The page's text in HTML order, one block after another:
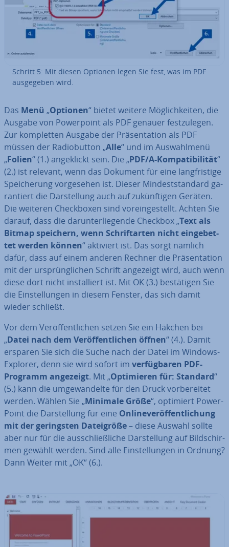
Schritt 5: Mit diesen Optionen legen Sie fest, was im PDF
aus­ge­ge­ben wird.
Das Menü „Optionen“ bietet weitere Mög­lich­kei­ten, die
Ausgabe von Power­point als PDF genauer fest­zu­le­gen.
Zur kom­plet­ten Ausgabe der Prä­sen­ta­ti­on als PDF
müssen der Ra­dio­but­ton „Alle“ und im Aus­wahl­me­nü
„Folien“ (1.) an­ge­klickt sein. Die „PDF/A-Kom­pa­ti­bi­li­tät“
(2.) ist relevant, wenn das Dokument für eine lang­fris­ti­ge
Spei­che­rung vor­ge­se­hen ist. Dieser Min­dest­stan­dard ga­
ran­tiert die Dar­stel­lung auch auf zu­künf­ti­gen Geräten.
Die weiteren Check­bo­xen sind vor­ein­ge­stellt. Achten Sie
darauf, dass die dar­un­ter­lie­gen­de Checkbox „Text als
Bitmap speichern, wenn Schrift­ar­ten nicht ein­ge­bet­
tet werden können“ aktiviert ist. Das sorgt nämlich
dafür, dass auf einem anderen Rechner die Prä­sen­ta­ti­on
mit der ur­sprüng­li­chen Schrift angezeigt wird, auch wenn
diese dort nicht in­stal­liert ist. Mit OK (3.) be­stä­ti­gen Sie
die Ein­stel­lun­gen in diesem Fenster, das sich damit
wieder schließt.
Vor dem Ver­öf­fent­li­chen setzen Sie ein Häkchen bei
„Datei nach dem Ver­öf­fent­li­chen öffnen“ (4.). Damit
ersparen Sie sich die Suche nach der Datei im Windows-
Explorer, denn sie wird sofort im ver­füg­ba­ren PDF-
Programm angezeigt. Mit „Op­ti­mie­ren für: Standard“
(5.) kann die um­ge­wan­del­te für den Druck vor­be­rei­tet
werden. Wählen Sie „Minimale Größe“, optimiert Power­
Point die Dar­stel­lung für eine On­lin­ever­öf­fent­li­chung
mit der ge­rings­ten Da­tei­grö­ße– diese Auswahl sollte
aber nur für die aus­schließ­li­che Dar­stel­lung auf Bild­schir­
men gewählt werden. Sind alle Ein­stel­lun­gen in Ordnung?
Dann Weiter mit „OK“ (6.).